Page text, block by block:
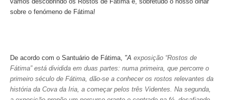
Castelos Templários e Vilas Ribeirinhas
Tours meio dia
sobre o fenómeno de Fátima!
De acordo com o Santuário de Fátima, "A exposição “Rostos de
Fátima” está dividida em duas partes: numa primeira, que percorre o
primeiro século de Fátima, dão-se a conhecer os rostos relevantes da
história da Cova da Iria, a começar pelos três Videntes. Na segunda,